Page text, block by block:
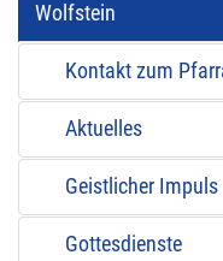
Wolfstein
Kontakt zum
Aktuelles
Geistlicher Impuls
Gottesdienste